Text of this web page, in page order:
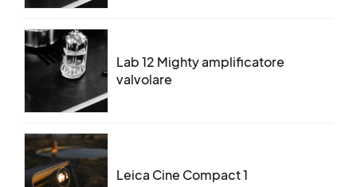
Lab 12 Mighty amplificatore
valvolare
Leica Cine Compact 1